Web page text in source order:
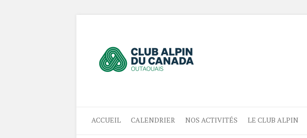
ACCUEIL CALENDRIER NOS ACTIVITÉS LE CLUB ALPIN